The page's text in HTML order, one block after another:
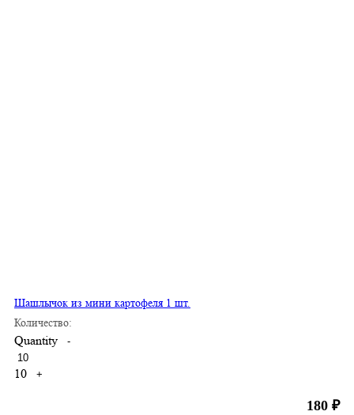
Шашлычок из мини картофеля 1 шт.
Количество:
Quantity -
10 +
180 ₽